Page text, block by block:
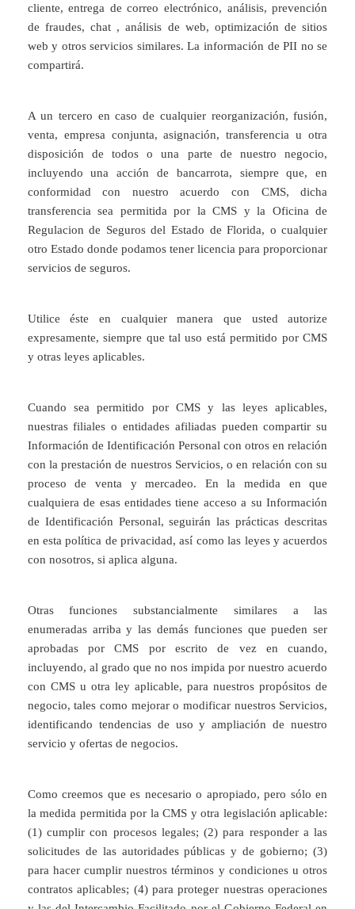
cliente, entrega de correo electrónico, análisis, prevención
de fraudes, chat , análisis de web, optimización de sitios
web y otros servicios similares. La información de PII no se
compartirá.
A un tercero en caso de cualquier reorganización, fusión,
venta, empresa conjunta, asignación, transferencia u otra
disposición de todos o una parte de nuestro negocio,
incluyendo una acción de bancarrota, siempre que, en
conformidad con nuestro acuerdo con CMS, dicha
transferencia sea permitida por la CMS y la Oficina de
Regulacion de Seguros del Estado de Florida, o cualquier
otro Estado donde podamos tener licencia para proporcionar
servicios de seguros.
Utilice éste en cualquier manera que usted autorize
expresamente, siempre que tal uso está permitido por CMS
y otras leyes aplicables.
Cuando sea permitido por CMS y las leyes aplicables,
nuestras filiales o entidades afiliadas pueden compartir su
Información de Identificación Personal con otros en relación
con la prestación de nuestros Servicios, o en relación con su
proceso de venta y mercadeo. En la medida en que
cualquiera de esas entidades tiene acceso a su Información
de Identificación Personal, seguirán las prácticas descritas
en esta política de privacidad, así como las leyes y acuerdos
con nosotros, si aplica alguna.
Otras funciones substancialmente similares a las
enumeradas arriba y las demás funciones que pueden ser
aprobadas por CMS por escrito de vez en cuando,
incluyendo, al grado que no nos impida por nuestro acuerdo
con CMS u otra ley aplicable, para nuestros propósitos de
negocio, tales como mejorar o modificar nuestros Servicios,
identificando tendencias de uso y ampliación de nuestro
servicio y ofertas de negocios.
Como creemos que es necesario o apropiado, pero sólo en
la medida permitida por la CMS y otra legislación aplicable:
(1) cumplir con procesos legales; (2) para responder a las
solicitudes de las autoridades públicas y de gobierno; (3)
para hacer cumplir nuestros términos y condiciones u otros
contratos aplicables; (4) para proteger nuestras operaciones